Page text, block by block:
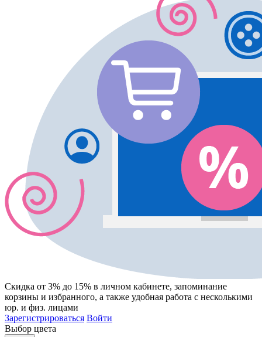
Скидка от 3% до 15% в личном кабинете, запоминание
корзины и избранного, а также удобная работа с несколькими
юр. и физ. лицами
Зарегистрироваться Войти
Выбор цвета